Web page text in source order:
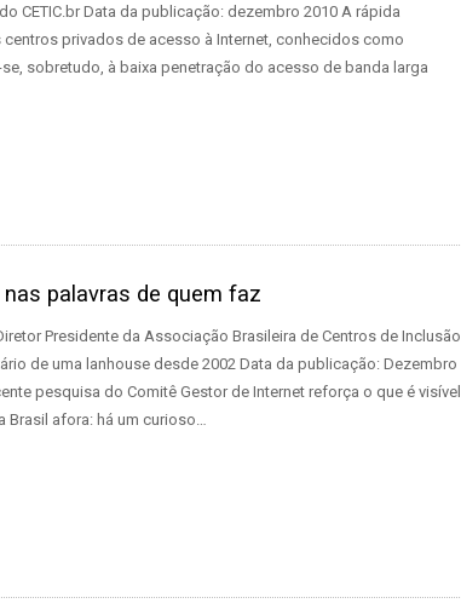
CETIC.br Data da publicação: dezembro 2010 A rápida
privados de acesso à Internet, conhecidos como
sobretudo, à baixa penetração do acesso de banda larga
nas palavras de quem faz
Presidente da Associação Brasileira de Centros de Inclusão
de uma lanhouse desde 2002 Data da publicação: Dezembro
pesquisa do Comitê Gestor de Internet reforça o que é visível
Brasil afora: há um curioso…